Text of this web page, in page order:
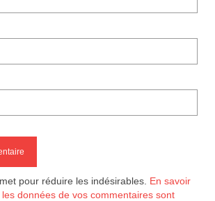
pour réduire les indésirables. En savoir
données de vos commentaires sont